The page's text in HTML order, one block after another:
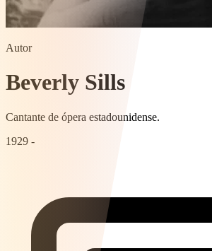
Autor
Beverly Sills
Cantante de ópera estadounidense.
1929 -